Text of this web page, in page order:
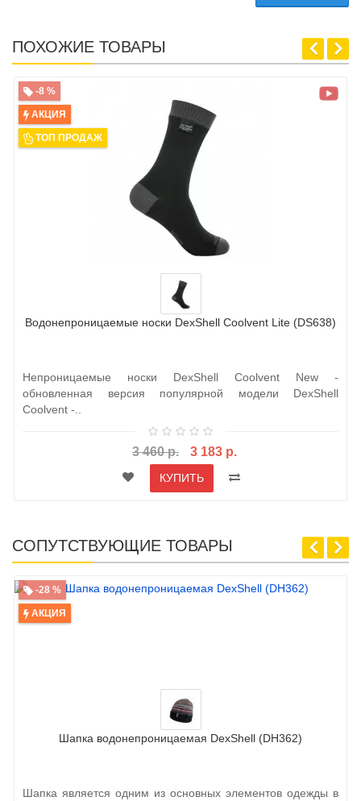
ПОХОЖИЕ ТОВАРЫ
-8 %
АКЦИЯ
ТОП ПРОДАЖ
Водонепроницаемые носки DexShell Coolvent Lite (DS638)
Непроницаемые носки DexShell Coolvent New -
обновленная версия популярной модели DexShell
Coolvent -..
3 460 р. 3 183 р.
КУПИТЬ
СОПУТСТВУЮЩИЕ ТОВАРЫ
-28 %
АКЦИЯ
Шапка водонепроницаемая DexShell (DH362)
Шапка является одним из основных элементов одежды в